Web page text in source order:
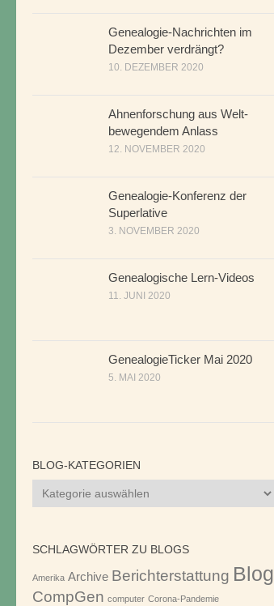
Genealogie-Nachrichten im
Dezember verdrängt?
10. DEZEMBER 2020
Ahnenforschung aus Welt-
bewegendem Anlass
12. NOVEMBER 2020
Genealogie-Konferenz der
Superlative
3. NOVEMBER 2020
Genealogische Lern-Videos
11. JUNI 2020
GenealogieTicker Mai 2020
5. MAI 2020
BLOG-KATEGORIEN
Blog-
Kategorien
SCHLAGWÖRTER ZU BLOGS
Amerika Archive Berichterstattung Blog
CompGen computer Corona-Pandemie